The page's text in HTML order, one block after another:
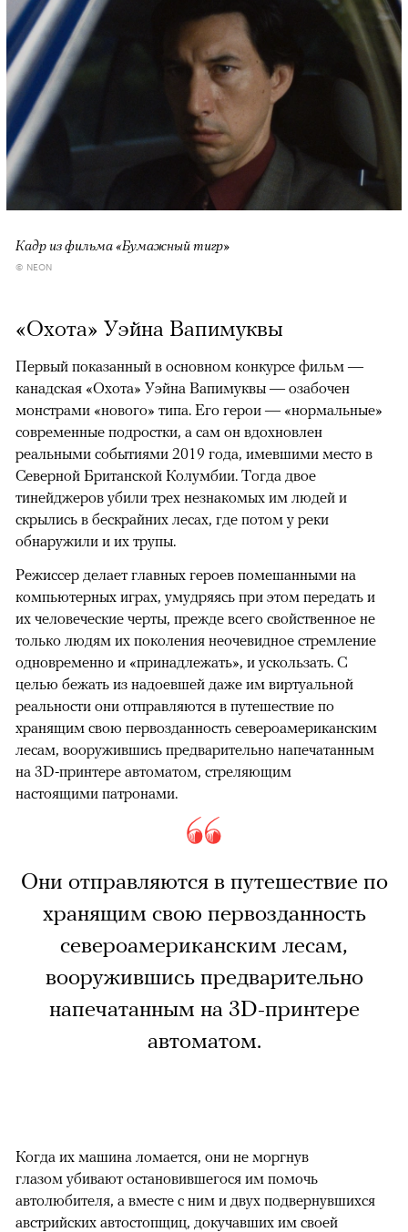
Кадр из фильма «Бумажный тигр»
© NEON
«Охота» Уэйна Вапимуквы
Первый показанный в основном конкурсе фильм —
канадская «Охота» Уэйна Вапимуквы — озабочен
монстрами «нового» типа. Его герои — «нормальные»
современные подростки, а сам он вдохновлен
реальными событиями 2019 года, имевшими место в
Северной Британской Колумбии. Тогда двое
тинейджеров убили трех незнакомых им людей и
скрылись в бескрайних лесах, где потом у реки
обнаружили и их трупы.
Режиссер делает главных героев помешанными на
компьютерных играх, умудряясь при этом передать и
их человеческие черты, прежде всего свойственное не
только людям их поколения неочевидное стремление
одновременно и «принадлежать», и ускользать. С
целью бежать из надоевшей даже им виртуальной
реальности они отправляются в путешествие по
хранящим свою первозданность североамериканским
лесам, вооружившись предварительно напечатанным
на 3D-принтере автоматом, стреляющим
настоящими патронами.
Они отправляются в путешествие по
хранящим свою первозданность
североамериканским лесам,
вооружившись предварительно
напечатанным на 3D-принтере
автоматом.
Когда их машина ломается, они не моргнув
глазом убивают остановившегося им помочь
автолюбителя, а вместе с ним и двух подвернувшихся
австрийских автостопщиц, докучавших им своей